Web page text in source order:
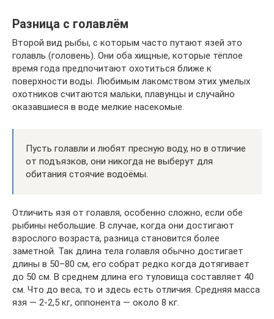
Разница с голавлём
Второй вид рыбы, с которым часто путают язей это
голавль (головень). Они оба хищные, которые тёплое
время года предпочитают охотиться ближе к
поверхности воды. Любимым лакомством этих умелых
охотников считаются мальки, плавунцы и случайно
оказавшиеся в воде мелкие насекомые.
Пусть голавли и любят пресную воду, но в отличие
от подъязков, они никогда не выберут для
обитания стоячие водоёмы.
Отличить язя от голавля, особенно сложно, если обе
рыбины небольшие. В случае, когда они достигают
взрослого возраста, разница становится более
заметной. Так длина тела голавля обычно достигает
длины в 50–80 см, его собрат редко когда дотягивает
до 50 см. В среднем длина его туловища составляет 40
см. Что до веса, то и здесь есть отличия. Средняя масса
язя — 2-2,5 кг, оппонента — около 8 кг.